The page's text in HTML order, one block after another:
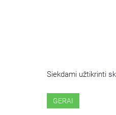
Siekdami užtikrinti
GERAI